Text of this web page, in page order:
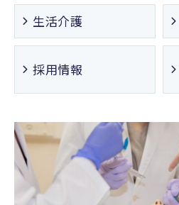
生活介護
採用情報